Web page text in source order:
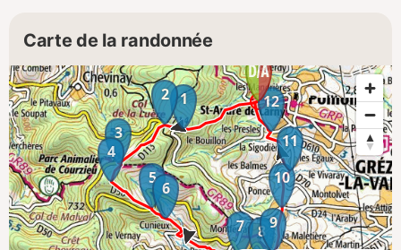
Carte de la randonnée
1
2
3
4
5
6
7
8 9
10
11
12